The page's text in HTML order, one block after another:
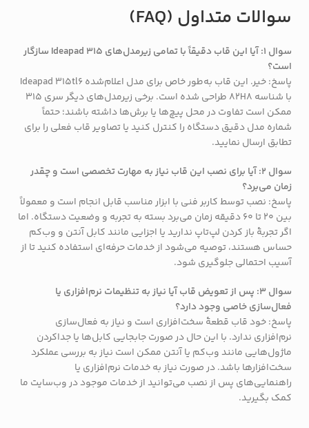
سوالات متداول (FAQ)
سوال ۱: آیا این قاب دقیقاً با تمامی زیرمدل‌های Ideapad 315 سازگار
است؟
پاسخ: خیر. این قاب به‌طور خاص برای مدل اعلام‌شده Ideapad 315tl6
با شناسه 82H8 طراحی شده است. برخی زیرمدل‌های دیگر سری 315
ممکن است تفاوت در محل پیچ‌ها یا برش‌ها داشته باشند؛ حتماً
شماره مدل دقیق دستگاه را کنترل کنید یا تصاویر قاب فعلی را برای
تطابق ارسال نمایید.
سوال ۲: آیا برای نصب این قاب نیاز به مهارت تخصصی است و چقدر
زمان می‌برد؟
پاسخ: نصب توسط کاربر فنی با ابزار مناسب قابل انجام است و معمولاً
بین 20 تا 60 دقیقه زمان می‌برد بسته به تجربه و وضعیت دستگاه. اما
اگر تجربهٔ باز کردن لپ‌تاپ ندارید یا اجزایی مانند کابل آنتن و وب‌کم
حساس هستند، توصیه می‌شود از خدمات حرفه‌ای استفاده کنید تا از
آسیب احتمالی جلوگیری شود.
سوال ۳: پس از تعویض قاب آیا نیاز به تنظیمات نرم‌افزاری یا
فعال‌سازی خاصی وجود دارد؟
پاسخ: خود قاب قطعهٔ سخت‌افزاری است و نیاز به فعال‌سازی
نرم‌افزاری ندارد. با این حال در صورت جابجایی کابل‌ها یا جداکردن
ماژول‌هایی مانند وب‌کم یا آنتن ممکن است نیاز به بررسی عملکرد
سخت‌افزارها باشد. در صورت نیاز به خدمات نرم‌افزاری یا
راهنمایی‌های پس از نصب می‌توانید از خدمات موجود در وب‌سایت ما
کمک بگیرید.